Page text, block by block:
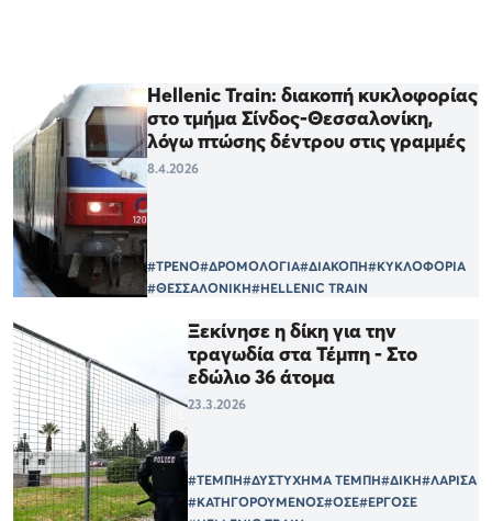
Hellenic Train: διακοπή κυκλοφορίας
στο τμήμα Σίνδος-Θεσσαλονίκη,
λόγω πτώσης δέντρου στις γραμμές
8.4.2026
#ΤΡΕΝΟ#ΔΡΟΜΟΛΟΓΙΑ#ΔΙΑΚΟΠΗ#ΚΥΚΛΟΦΟΡΙΑ
#ΘΕΣΣΑΛΟΝΙΚΗ#HELLENIC TRAIN
Ξεκίνησε η δίκη για την
τραγωδία στα Τέμπη - Στο
εδώλιο 36 άτομα
23.3.2026
#ΤΕΜΠΗ#ΔΥΣΤΥΧΗΜΑ ΤΕΜΠΗ#ΔΙΚΗ#ΛΑΡΙΣΑ
#ΚΑΤΗΓΟΡΟΥΜΕΝΟΣ#ΟΣΕ#ΕΡΓΟΣΕ